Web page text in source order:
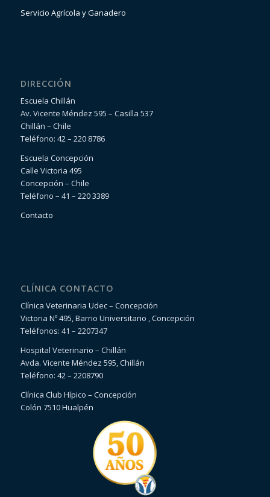
Servicio Agrícola y Ganadero
DIRECCIÓN
Escuela Chillán
Av. Vicente Méndez 595 – Casilla 537
Chillán – Chile
Teléfono: 42 – 220 8786
Escuela Concepción
Calle Victoria 495
Concepción – Chile
Teléfono – 41 – 220 3389
Contacto
CLÍNICA CONTACTO
Clínica Veterinaria Udec – Concepción
Victoria Nº 495, Barrio Universitario , Concepción
Teléfonos: 41 – 2207347
Hospital Veterinario – Chillán
Avda. Vicente Méndez 595, Chillán
Teléfono: 42 – 2208790
Clínica Club Hípico – Concepción
Colón 7510 Hualpén